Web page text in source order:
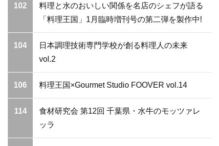
102
料理と水のおいしい関係を名店のシェフが語る
「料理王国」1月臨時増刊号の第二弾を製作中!
104
日本調理技術専門学校が創る料理人の未来
vol.2
106 料理王国×Gourmet Studio FOOVER vol.14
114
食材研究会 第12回 千葉県・水牛のモッツァレ
ッラ